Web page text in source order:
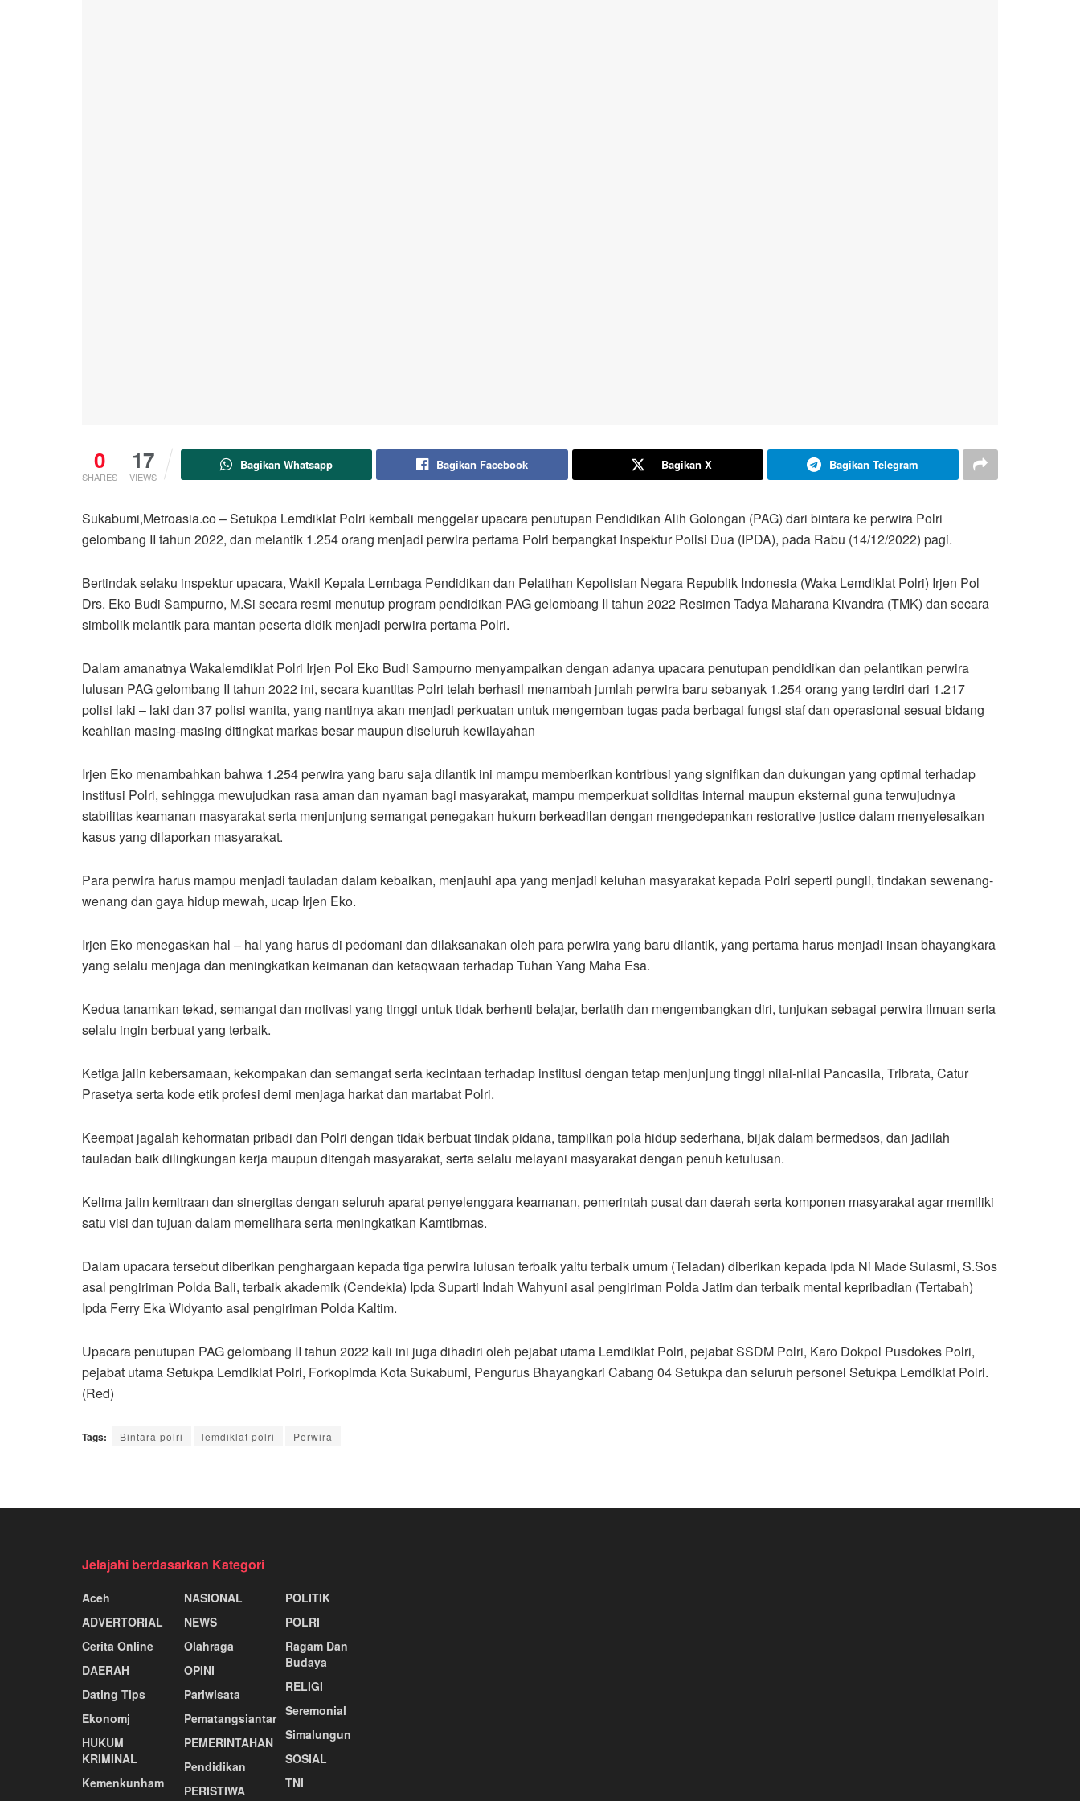
0
SHARES
17
VIEWS
Bagikan Whatsapp Bagikan Facebook Bagikan X Bagikan Telegram
Sukabumi,Metroasia.co – Setukpa Lemdiklat Polri kembali menggelar upacara penutupan Pendidikan Alih Golongan (PAG) dari bintara ke perwira Polri
gelombang II tahun 2022, dan melantik 1.254 orang menjadi perwira pertama Polri berpangkat Inspektur Polisi Dua (IPDA), pada Rabu (14/12/2022) pagi.
Bertindak selaku inspektur upacara, Wakil Kepala Lembaga Pendidikan dan Pelatihan Kepolisian Negara Republik Indonesia (Waka Lemdiklat Polri) Irjen Pol
Drs. Eko Budi Sampurno, M.Si secara resmi menutup program pendidikan PAG gelombang II tahun 2022 Resimen Tadya Maharana Kivandra (TMK) dan secara
simbolik melantik para mantan peserta didik menjadi perwira pertama Polri.
Dalam amanatnya Wakalemdiklat Polri Irjen Pol Eko Budi Sampurno menyampaikan dengan adanya upacara penutupan pendidikan dan pelantikan perwira
lulusan PAG gelombang II tahun 2022 ini, secara kuantitas Polri telah berhasil menambah jumlah perwira baru sebanyak 1.254 orang yang terdiri dari 1.217
polisi laki – laki dan 37 polisi wanita, yang nantinya akan menjadi perkuatan untuk mengemban tugas pada berbagai fungsi staf dan operasional sesuai bidang
keahlian masing-masing ditingkat markas besar maupun diseluruh kewilayahan
Irjen Eko menambahkan bahwa 1.254 perwira yang baru saja dilantik ini mampu memberikan kontribusi yang signifikan dan dukungan yang optimal terhadap
institusi Polri, sehingga mewujudkan rasa aman dan nyaman bagi masyarakat, mampu memperkuat soliditas internal maupun eksternal guna terwujudnya
stabilitas keamanan masyarakat serta menjunjung semangat penegakan hukum berkeadilan dengan mengedepankan restorative justice dalam menyelesaikan
kasus yang dilaporkan masyarakat.
Para perwira harus mampu menjadi tauladan dalam kebaikan, menjauhi apa yang menjadi keluhan masyarakat kepada Polri seperti pungli, tindakan sewenang-
wenang dan gaya hidup mewah, ucap Irjen Eko.
Irjen Eko menegaskan hal – hal yang harus di pedomani dan dilaksanakan oleh para perwira yang baru dilantik, yang pertama harus menjadi insan bhayangkara
yang selalu menjaga dan meningkatkan keimanan dan ketaqwaan terhadap Tuhan Yang Maha Esa.
Kedua tanamkan tekad, semangat dan motivasi yang tinggi untuk tidak berhenti belajar, berlatih dan mengembangkan diri, tunjukan sebagai perwira ilmuan serta
selalu ingin berbuat yang terbaik.
Ketiga jalin kebersamaan, kekompakan dan semangat serta kecintaan terhadap institusi dengan tetap menjunjung tinggi nilai-nilai Pancasila, Tribrata, Catur
Prasetya serta kode etik profesi demi menjaga harkat dan martabat Polri.
Keempat jagalah kehormatan pribadi dan Polri dengan tidak berbuat tindak pidana, tampilkan pola hidup sederhana, bijak dalam bermedsos, dan jadilah
tauladan baik dilingkungan kerja maupun ditengah masyarakat, serta selalu melayani masyarakat dengan penuh ketulusan.
Kelima jalin kemitraan dan sinergitas dengan seluruh aparat penyelenggara keamanan, pemerintah pusat dan daerah serta komponen masyarakat agar memiliki
satu visi dan tujuan dalam memelihara serta meningkatkan Kamtibmas.
Dalam upacara tersebut diberikan penghargaan kepada tiga perwira lulusan terbaik yaitu terbaik umum (Teladan) diberikan kepada Ipda Ni Made Sulasmi, S.Sos
asal pengiriman Polda Bali, terbaik akademik (Cendekia) Ipda Suparti Indah Wahyuni asal pengiriman Polda Jatim dan terbaik mental kepribadian (Tertabah)
Ipda Ferry Eka Widyanto asal pengiriman Polda Kaltim.
Upacara penutupan PAG gelombang II tahun 2022 kali ini juga dihadiri oleh pejabat utama Lemdiklat Polri, pejabat SSDM Polri, Karo Dokpol Pusdokes Polri,
pejabat utama Setukpa Lemdiklat Polri, Forkopimda Kota Sukabumi, Pengurus Bhayangkari Cabang 04 Setukpa dan seluruh personel Setukpa Lemdiklat Polri.
(Red)
Tags: Bintara polri lemdiklat polri Perwira
Jelajahi berdasarkan Kategori
Aceh
ADVERTORIAL
Cerita Online
DAERAH
Dating Tips
Ekonomj
HUKUM
KRIMINAL
Kemenkunham
NASIONAL
NEWS
Olahraga
OPINI
Pariwisata
Pematangsiantar
PEMERINTAHAN
Pendidikan
PERISTIWA
POLITIK
POLRI
Ragam Dan
Budaya
RELIGI
Seremonial
Simalungun
SOSIAL
TNI